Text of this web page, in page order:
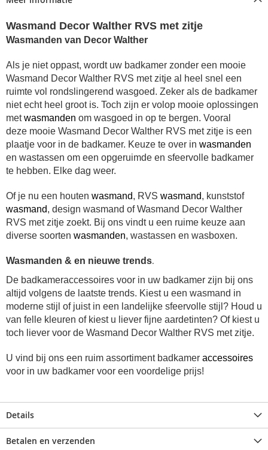
Wasmand Decor Walther RVS met zitje
Wasmanden van Decor Walther
Als je niet oppast, wordt uw badkamer zonder een mooie
Wasmand Decor Walther RVS met zitje al heel snel een
ruimte vol rondslingerend wasgoed. Zeker als de badkamer
niet echt heel groot is. Toch zijn er volop mooie oplossingen
metwasmanden om wasgoed in op te bergen. Vooral
deze mooie Wasmand Decor Walther RVS met zitje is een
plaatje voor in de badkamer. Keuze te over in wasmanden
en wastassen om een opgeruimde en sfeervolle badkamer
te hebben. Elke dag weer.
Of je nu een houten wasmand, RVS wasmand, kunststof
wasmand, design wasmand of Wasmand Decor Walther
RVS met zitje zoekt. Bij ons vindt u een ruime keuze aan
diverse soorten wasmanden, wastassen en wasboxen.
Wasmanden & en nieuwe trends.
De badkameraccessoires voor in uw badkamer zijn bij ons
altijd volgens de laatste trends. Kiest u een wasmand in
moderne stijl of juist in een landelijke sfeervolle stijl? Houd u
van felle kleuren of kiest u liever fijne aardetinten? Of kiest u
toch liever voor de Wasmand Decor Walther RVS met zitje.
U vind bij ons een ruim assortiment badkamer accessoires
voor in uw badkamer voor een voordelige prijs!
Details
Betalen en verzenden